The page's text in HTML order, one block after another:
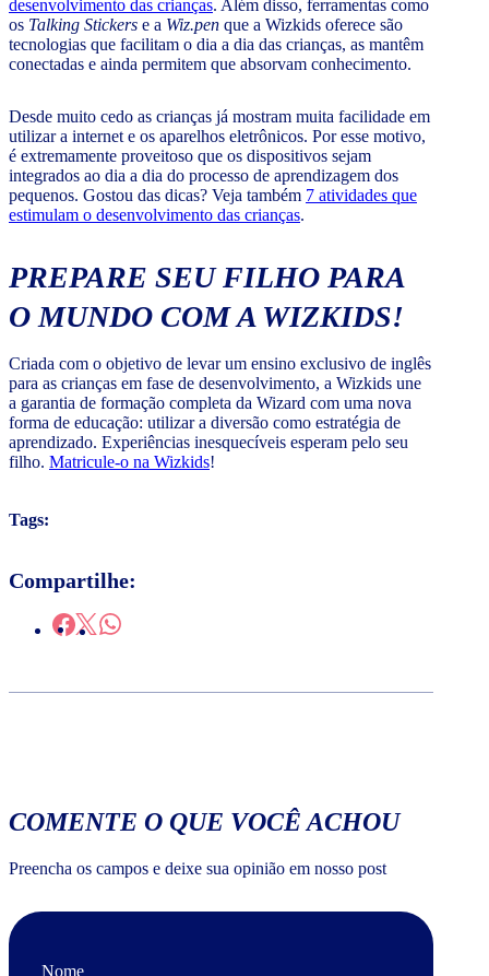
desenvolvimento das crianças. Além disso, ferramentas como
os Talking Stickers e a Wiz.pen que a Wizkids oferece são
tecnologias que facilitam o dia a dia das crianças, as mantêm
conectadas e ainda permitem que absorvam conhecimento.
Desde muito cedo as crianças já mostram muita facilidade em
utilizar a internet e os aparelhos eletrônicos. Por esse motivo,
é extremamente proveitoso que os dispositivos sejam
integrados ao dia a dia do processo de aprendizagem dos
pequenos. Gostou das dicas? Veja também 7 atividades que
estimulam o desenvolvimento das crianças.
PREPARE SEU FILHO PARA
O MUNDO COM A WIZKIDS!
Criada com o objetivo de levar um ensino exclusivo de inglês
para as crianças em fase de desenvolvimento, a Wizkids une
a garantia de formação completa da Wizard com uma nova
forma de educação: utilizar a diversão como estratégia de
aprendizado. Experiências inesquecíveis esperam pelo seu
filho. Matricule-o na Wizkids!
Tags:
Compartilhe:
COMENTE O QUE VOCÊ ACHOU
Preencha os campos e deixe sua opinião em nosso post
Nome